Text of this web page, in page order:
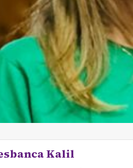
Kalil